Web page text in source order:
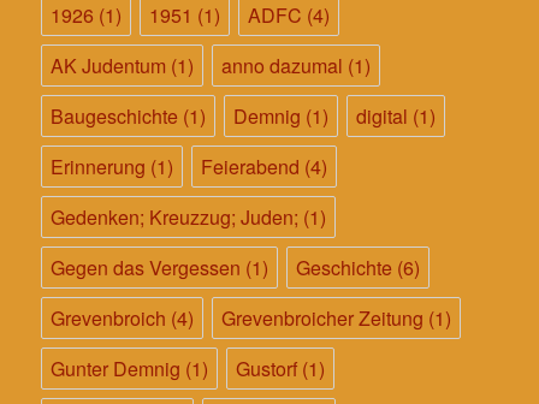
1926 (1) 1951 (1) ADFC (4)
AK Judentum (1) anno dazumal (1)
Baugeschichte (1) Demnig (1) digital (1)
Erinnerung (1) Feierabend (4)
Gedenken; Kreuzzug; Juden; (1)
Gegen das Vergessen (1) Geschichte (6)
Grevenbroich (4) Grevenbroicher Zeitung (1)
Gunter Demnig (1) Gustorf (1)